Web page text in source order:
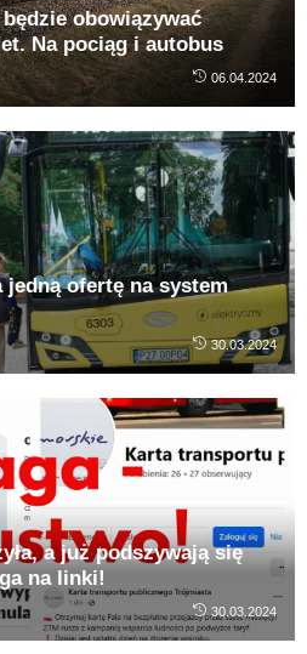
obowiązywać
Na pociąg i autobus
06.04.2024
jedną ofertę na system
30.03.2024
a już podszywają się
na linki!
30.03.2024